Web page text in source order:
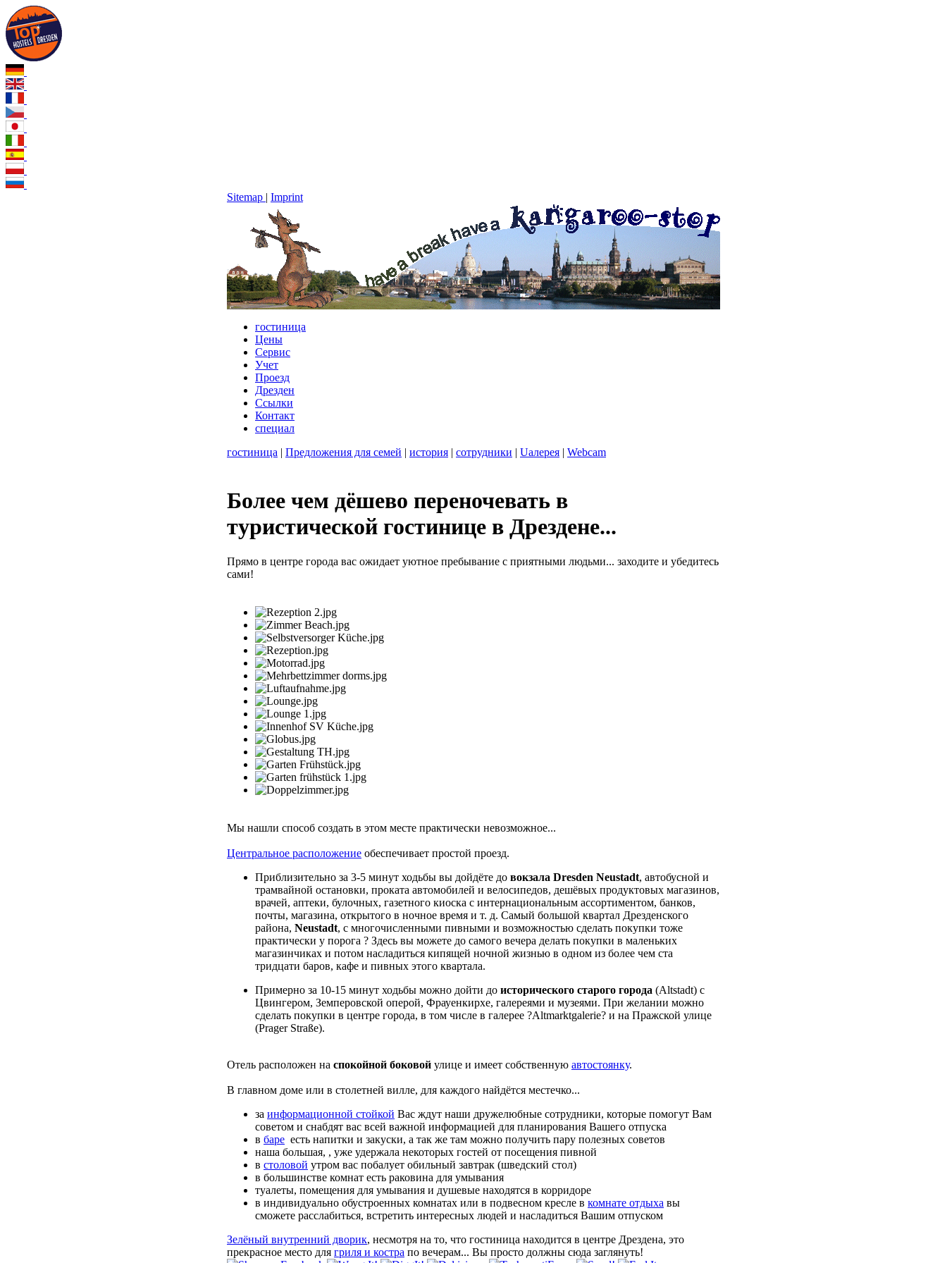
Sitemap | Imprint
гостиница
Цены
Cервис
Учет
Проезд
Дрезден
Ссылки
Контакт
специал
гостиница | Предложения для семей | история | сотрудники | Uалерея | Webcam
Более чем дёшево переночевать в
туристической гостинице в Дрездене...
Прямо в центре города вас ожидает уютное пребывание с приятными людьми... заходите и убедитесь
сами!
Мы нашли способ создать в этом месте практически невозможное...
Центральное расположение обеспечивает простой проезд.
Приблизительно за 3-5 минут ходьбы вы дойдёте до вокзала Dresden Neustadt, автобусной и
трамвайной остановки, проката автомобилей и велосипедов, дешёвых продуктовых магазинов,
врачей, аптеки, булочных, газетного киоска с интернациональным ассортиментом, банков,
почты, магазина, открытого в ночное время и т. д. Самый большой квартал Дрезденского
района, Neustadt, с многочисленными пивными и возможностью сделать покупки тоже
практически у порога ? Здесь вы можете до самого вечера делать покупки в маленьких
магазинчиках и потом насладиться кипящей ночной жизнью в одном из более чем ста
тридцати баров, кафе и пивных этого квартала.
Примерно за 10-15 минут ходьбы можно дойти до исторического старого города (Altstadt) с
Цвингером, Земперовской оперой, Фрауенкирхе, галереями и музеями. При желании можно
сделать покупки в центре города, в том числе в галерее ?Altmarktgalerie? и на Пражской улице
(Prager Straße).
Отель расположен на спокойной боковой улице и имеет собственную автостоянку.
В главном доме или в столетней вилле, для каждого найдётся местечко...
за информационной стойкой Вас ждут наши дружелюбные сотрудники, которые помогут Вам
советом и снабдят вас всей важной информацией для планирования Вашего отпуска
в баре есть напитки и закуски, а так же там можно получить пару полезных советов
наша большая, , уже удержала некоторых гостей от посещения пивной
в столовой утром вас побалует обильный завтрак (шведский стол)
в большинстве комнат есть раковина для умывания
туалеты, помещения для умывания и душевые находятся в корридоре
в индивидуально обустроенных комнатах или в подвесном кресле в комнате отдыха вы
сможете расслабиться, встретить интересных людей и насладиться Вашим отпуском
Зелёный внутренний дворик, несмотря на то, что гостиница находится в центре Дрездена, это
прекрасное место для гриля и костра по вечерам... Вы просто должны сюда заглянуть!